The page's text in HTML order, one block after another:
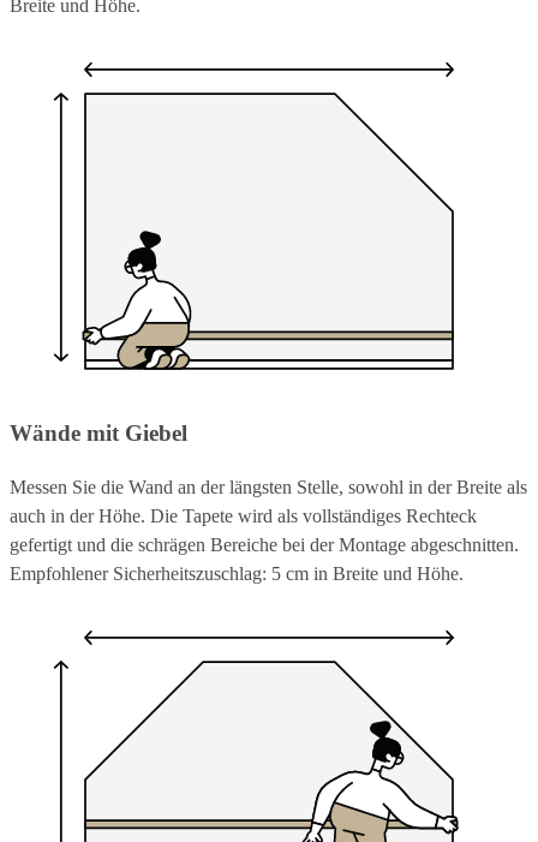
Breite und Höhe.
Wände mit Giebel
Messen Sie die Wand an der längsten Stelle, sowohl in der Breite als
auch in der Höhe. Die Tapete wird als vollständiges Rechteck
gefertigt und die schrägen Bereiche bei der Montage abgeschnitten.
Empfohlener Sicherheitszuschlag: 5 cm in Breite und Höhe.